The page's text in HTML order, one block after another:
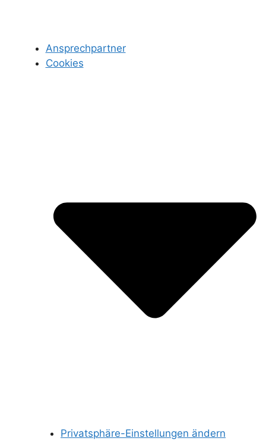
Ansprechpartner
Cookies
Privatsphäre-Einstellungen ändern